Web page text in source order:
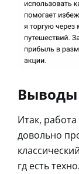
Выводы
Итак,
довольно
гд есть